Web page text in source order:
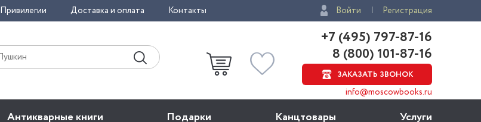
Привилегии Доставка и оплата Контакты Войти Регистрация
+7 (495) 797-87-16
8 (800) 101-87-16
ЗАКАЗАТЬ ЗВОНОК
info@moscowbooks.ru
Антикварные книги Подарки Канцтовары Услуги